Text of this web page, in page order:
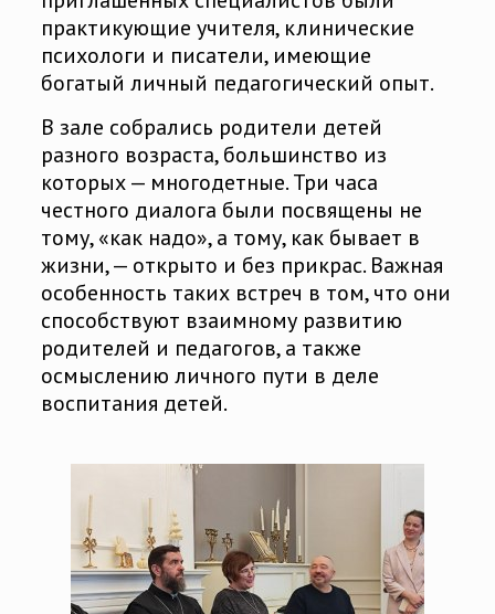
практикующие учителя, клинические
психологи и писатели, имеющие
богатый личный педагогический опыт.
В зале собрались родители детей
разного возраста, большинство из
которых — многодетные. Три часа
честного диалога были посвящены не
тому, «как надо», а тому, как бывает в
жизни, — открыто и без прикрас. Важная
особенность таких встреч в том, что они
способствуют взаимному развитию
родителей и педагогов, а также
осмыслению личного пути в деле
воспитания детей.